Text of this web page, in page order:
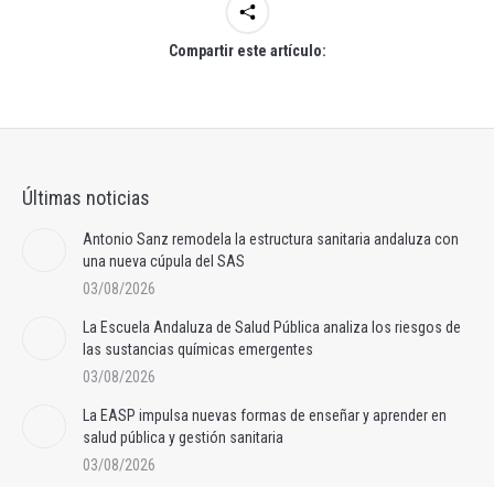
Compartir este artículo:
Últimas noticias
Antonio Sanz remodela la estructura sanitaria andaluza con
una nueva cúpula del SAS
03/08/2026
La Escuela Andaluza de Salud Pública analiza los riesgos de
las sustancias químicas emergentes
03/08/2026
La EASP impulsa nuevas formas de enseñar y aprender en
salud pública y gestión sanitaria
03/08/2026